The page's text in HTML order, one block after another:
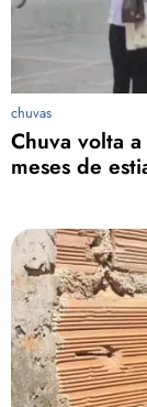
chuvas
Chuva volta
meses de